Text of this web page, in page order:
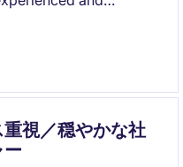
opportunity to join a
focused on
重視／穏やかな社